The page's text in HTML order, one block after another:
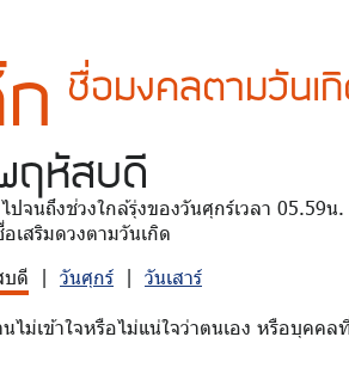
ชื่อมงคลตามวันเ
ฤหัสบดี
จนถึงช่วงใกล้รุ่งของวันศุกร์เวลา 05.59
สริมดวงตามวันเกิด
ดี | วันศุกร์ | วันเสาร์
ม่เข้าใจหรือไม่แน่ใจว่าตนเอง หรือบุคค